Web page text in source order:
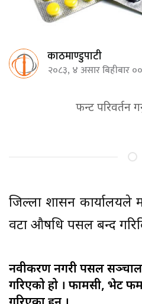
काठमाण्डुपाटी
२०८३, ४ असार बिहीबार
फन्ट परिवर्तन
जिल्ला प्रशासन
वटा औषधि पसल बन्द
नवीकरण नगरी पसल
गरिएको हो । फार्मेसी, भेट